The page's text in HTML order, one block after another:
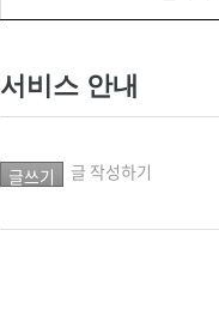
서비스 안내
글 작성하기